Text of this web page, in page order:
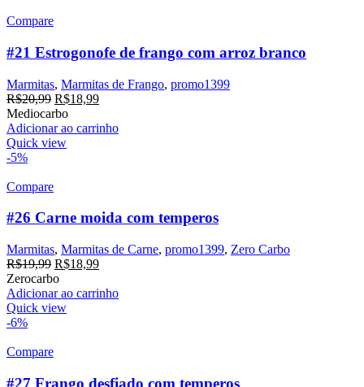
Compare
#21 Estrogonofe de frango com arroz branco
Marmitas, Marmitas de Frango, promo1399
R$20,99 O
preço
original
era:
R$18,99O
atual
Mediocarbo
Adicionar ao carrinho
Quick view
-5%
Compare
#26 Carne moida com temperos
Marmitas, Marmitas de Carne, promo1399, Zero Carbo
R$19,99 O
preço
original
era:
R$18,99O
atual
Zerocarbo
Adicionar ao carrinho
Quick view
-6%
Compare
#27 Frango desfiado com temperos